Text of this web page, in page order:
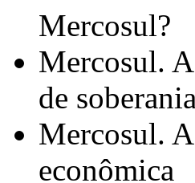
Mercosul?
Mercosul.
de
Mercosul.
econômica